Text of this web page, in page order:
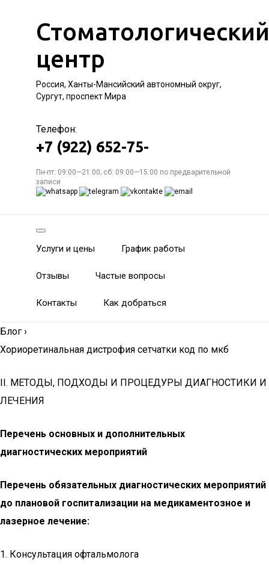
Стоматологический
центр
Россия, Ханты-Мансийский автономный округ,
Сургут, проспект Мира
Телефон:
+7 (922) 652-75-
Пн-пт: 09:00—21:00; сб: 09:00—15:00 по предварительной
записи
Услуги и цены График работы
Отзывы Частые вопросы
Контакты Как добраться
Блог ›
Хориоретинальная дистрофия сетчатки код по мкб
II. МЕТОДЫ, ПОДХОДЫ И ПРОЦЕДУРЫ ДИАГНОСТИКИ И
ЛЕЧЕНИЯ
Перечень основных и дополнительных
диагностических мероприятий
Перечень обязательных диагностических мероприятий
до плановой госпитализации на медикаментозное и
лазерное лечение:
1. Консультация офтальмолога